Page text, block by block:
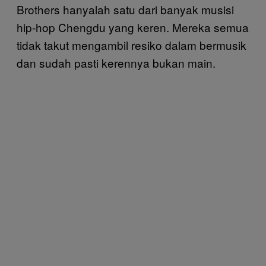
Brothers hanyalah satu dari banyak musisi
hip-hop Chengdu yang keren. Mereka semua
tidak takut mengambil resiko dalam bermusik
dan sudah pasti kerennya bukan main.